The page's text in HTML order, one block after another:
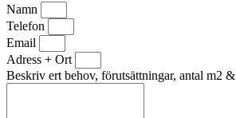
Namn
Telefon
Email
Adress + Ort
Beskriv ert behov, förutsättningar, antal m2